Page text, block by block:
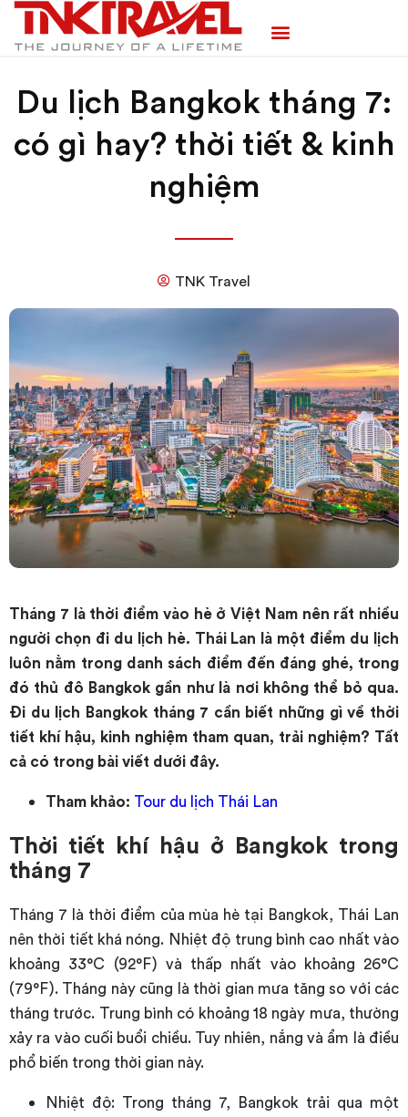
Du lịch Bangkok tháng 7:
có gì hay? thời tiết & kinh
nghiệm
TNK Travel
Tháng 7 là thời điểm vào hè ở Việt Nam nên rất nhiều
người chọn đi du lịch hè. Thái Lan là một điểm du lịch
luôn nằm trong danh sách điểm đến đáng ghé, trong
đó thủ đô Bangkok gần như là nơi không thể bỏ qua.
Đi du lịch Bangkok tháng 7 cần biết những gì về thời
tiết khí hậu, kinh nghiệm tham quan, trải nghiệm? Tất
cả có trong bài viết dưới đây.
Tham khảo: Tour du lịch Thái Lan
Thời tiết khí hậu ở Bangkok trong
tháng 7
Tháng 7 là thời điểm của mùa hè tại Bangkok, Thái Lan
nên thời tiết khá nóng. Nhiệt độ trung bình cao nhất vào
khoảng 33°C (92°F) và thấp nhất vào khoảng 26°C
(79°F). Tháng này cũng là thời gian mưa tăng so với các
tháng trước. Trung bình có khoảng 18 ngày mưa, thường
xảy ra vào cuối buổi chiều. Tuy nhiên, nắng và ẩm là điều
phổ biến trong thời gian này.
Nhiệt độ: Trong tháng 7, Bangkok trải qua một